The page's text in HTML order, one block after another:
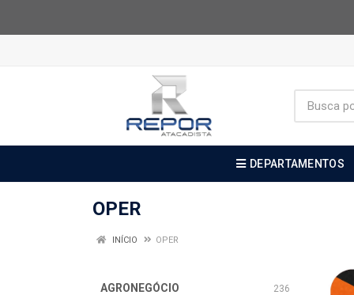
DEPARTAMENTOS
OPER
INÍCIO OPER
AGRONEGÓCIO 236